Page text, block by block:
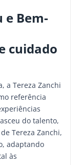
e Bem-
cuidado
a Tereza Zanchi
referência
do talento,
Tereza Zanchi,
adaptando
às